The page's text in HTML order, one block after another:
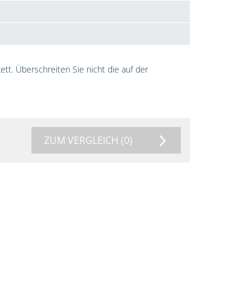
Überschreiten Sie nicht die auf der
ZUM VERGLEICH (0)